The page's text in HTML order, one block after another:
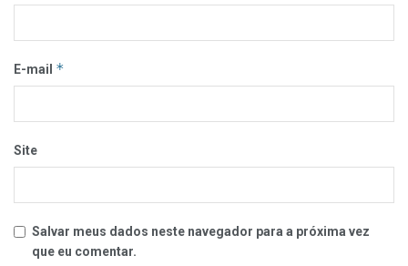
E-mail *
Site
Salvar meus dados neste navegador para a próxima vez
que eu comentar.